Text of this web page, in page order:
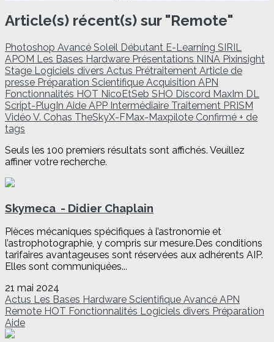
Article(s) récent(s) sur "Remote"
Photoshop Avancé Soleil Débutant E-Learning SIRIL
APOM Les Bases Hardware Présentations NINA Pixinsight
Stage Logiciels divers Actus Prétraitement Article de
presse Préparation Scientifique Acquisition APN
Fonctionnalités HOT NicoEtSeb SHO Discord MaxIm DL
Script-PlugIn Aide APP Intermédiaire Traitement PRISM
Vidéo V. Cohas TheSkyX-FMax-Maxpilote Confirmé + de
tags
Seuls les 100 premiers résultats sont affichés. Veuillez
affiner votre recherche.
Skymeca - Didier Chaplain
Pièces mécaniques spécifiques à l’astronomie et
l’astrophotographie, y compris sur mesure.Des conditions
tarifaires avantageuses sont réservées aux adhérents AIP.
Elles sont communiquées...
21 mai 2024
Actus Les Bases Hardware Scientifique Avancé APN
Remote HOT Fonctionnalités Logiciels divers Préparation
Aide